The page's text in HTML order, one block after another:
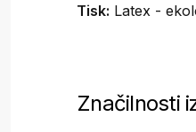
Tisk: Latex -
Značilnosti